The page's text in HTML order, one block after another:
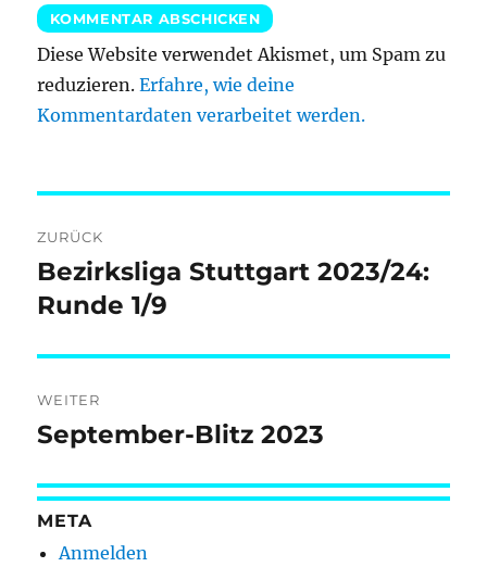
Diese Website verwendet Akismet, um Spam zu
reduzieren.Erfahre, wie deine
Kommentardaten verarbeitet werden.
ZURÜCK
Vorheriger
Beitrag:
Bezirksliga Stuttgart 2023/24:
Runde 1/9
WEITER
Nächster
September-Blitz 2023
META
Anmelden